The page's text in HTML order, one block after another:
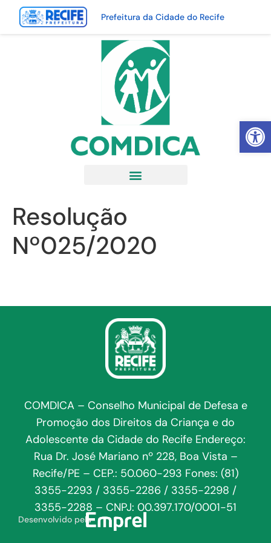
Abrir
Prefeitura da Cidade do Recife
Resolução
Nº025/2020
COMDICA – Conselho Municipal de Defesa e
Promoção dos Direitos da Criança e do
Adolescente da Cidade do Recife Endereço:
Rua Dr. José Mariano nº 228, Boa Vista –
Recife/PE – CEP.: 50.060-293 Fones: (81)
3355-2293 / 3355-2286 / 3355-2298 /
3355-2288 – CNPJ: 00.397.170/0001-51
Desenvolvido pela